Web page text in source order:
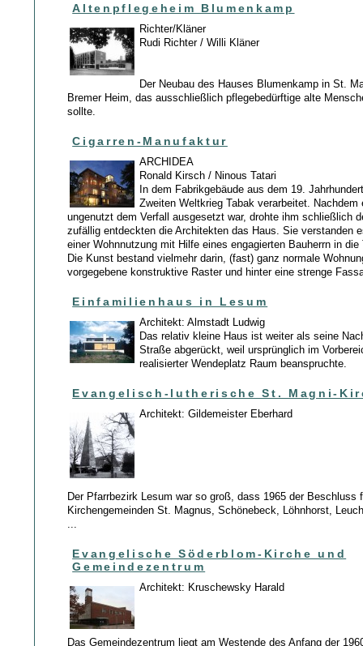
Altenpflegeheim Blumenkamp
Richter/Kläner
Rudi Richter / Willi Kläner
Der Neubau des Hauses Blumenkamp in St.
Bremer Heim, das ausschließlich pflegebedürftige alte
sollte.
Cigarren-Manufaktur
ARCHIDEA
Ronald Kirsch / Ninous Tatari
In dem Fabrikgebäude aus dem 19.
Zweiten Weltkrieg Tabak verarbeitet. Nachdem
ungenutzt dem Verfall ausgesetzt war, drohte ihm schließlich
zufällig entdeckten die Architekten das Haus. Sie verstanden
einer Wohnnutzung mit Hilfe eines engagierten Bauherrn in
Die Kunst bestand vielmehr darin, (fast) ganz normale
vorgegebene konstruktive Raster und hinter eine strenge
Einfamilienhaus in Lesum
Architekt: Almstadt Ludwig
Das relativ kleine Haus ist weiter als seine
Straße abgerückt, weil ursprünglich im
realisierter Wendeplatz Raum beanspruchte.
Evangelisch-lutherische St. Magni-
Architekt: Gildemeister Eberhard
Der Pfarrbezirk Lesum war so groß, dass 1965 der Beschluss
Kirchengemeinden St. Magnus, Schönebeck, Löhnhorst,
Evangelische Söderblom-Kirche und
Gemeindezentrum
Architekt: Kruschewsky Harald
Das Gemeindezentrum liegt am Westende des Anfang der